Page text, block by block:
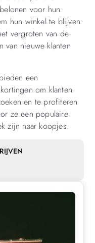
voor hun
hun winkel te blijven
vergroten van de
van nieuwe klanten
een
om klanten
en te profiteren
ze een populaire
zijn naar koopjes.